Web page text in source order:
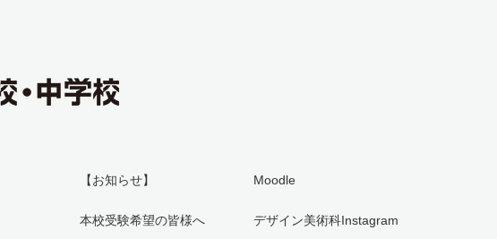
【お知らせ】
本校受験希望の皆様へ
Moodle
デザイン美術科Instagram